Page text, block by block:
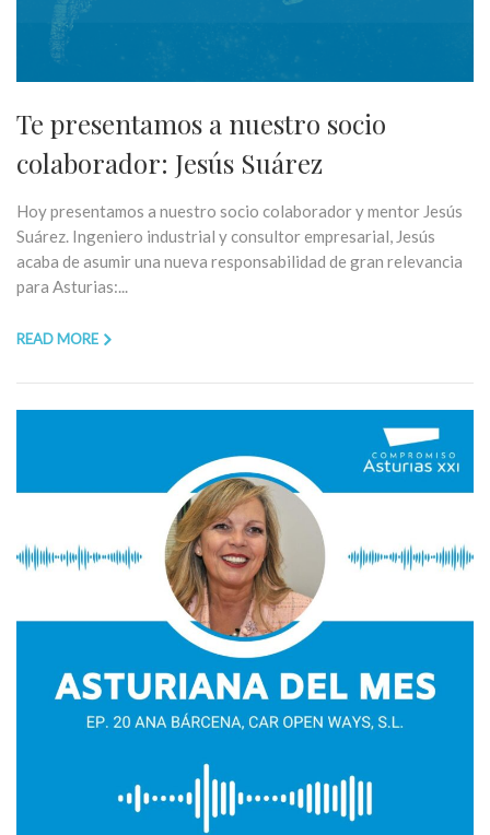
Te presentamos a nuestro socio
colaborador: Jesús Suárez
Hoy presentamos a nuestro socio colaborador y mentor Jesús
Suárez. Ingeniero industrial y consultor empresarial, Jesús
acaba de asumir una nueva responsabilidad de gran relevancia
para Asturias:...
READ MORE